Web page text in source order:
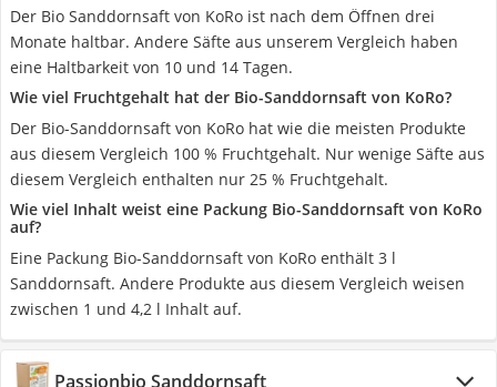
Der Bio Sanddornsaft von KoRo ist nach dem Öffnen drei
Monate haltbar. Andere Säfte aus unserem Vergleich haben
eine Haltbarkeit von 10 und 14 Tagen.
Wie viel Fruchtgehalt hat der Bio-Sanddornsaft von KoRo?
Der Bio-Sanddornsaft von KoRo hat wie die meisten Produkte
aus diesem Vergleich 100 % Fruchtgehalt. Nur wenige Säfte aus
diesem Vergleich enthalten nur 25 % Fruchtgehalt.
Wie viel Inhalt weist eine Packung Bio-Sanddornsaft von KoRo
auf?
Eine Packung Bio-Sanddornsaft von KoRo enthält 3 l
Sanddornsaft. Andere Produkte aus diesem Vergleich weisen
zwischen 1 und 4,2 l Inhalt auf.
Passionbio Sanddornsaft